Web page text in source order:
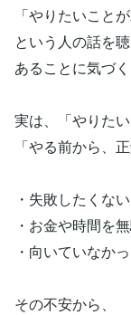
「やりたいこと
という人の話を聴
あることに気づく
実は、「やりた
「やる前から、
・失敗したくない
・お金や時間を
・向いていなか
その不安から、